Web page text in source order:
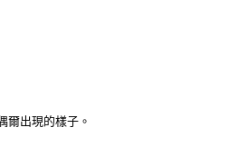
爾出現的樣子。